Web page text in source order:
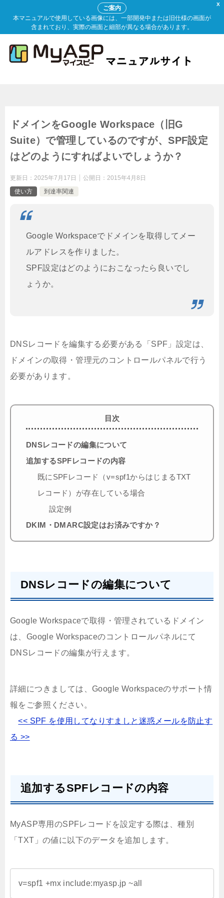
X
ご案内
本マニュアルで使用している画像には、一部開発中または旧仕様の画面が
含まれており、実際の画面と細部が異なる場合があります。
ドメインをGoogle Workspace（旧G
Suite）で管理しているのですが、SPF設定
はどのようにすればよいでしょうか？
更新日： 2025年7月17日 公開日： 2015年4月8日
使い方
到達率関連
Google Workspaceでドメインを取得してメー
ルアドレスを作りました。
SPF設定はどのようにおこなったら良いでし
ょうか。
DNSレコードを編集する必要がある「SPF」設定は、
ドメインの取得・管理元のコントロールパネルで行う
必要があります。
目次
DNSレコードの編集について
追加するSPFレコードの内容
既にSPFレコード（v=spf1からはじまるTXT
レコード）が存在している場合
設定例
DKIM・DMARC設定はお済みですか？
DNSレコードの編集について
Google Workspaceで取得・管理されているドメイン
は、Google Workspaceのコントロールパネルにて
DNSレコードの編集が行えます。
詳細につきましては、Google Workspaceのサポート情
報をご参照ください。
<< SPF を使用してなりすましと迷惑メールを防止す
る >>
追加するSPFレコードの内容
MyASP専用のSPFレコードを設定する際は、種別
「TXT」の値に以下のデータを追加します。
v=spf1 +mx include:myasp.jp ~all